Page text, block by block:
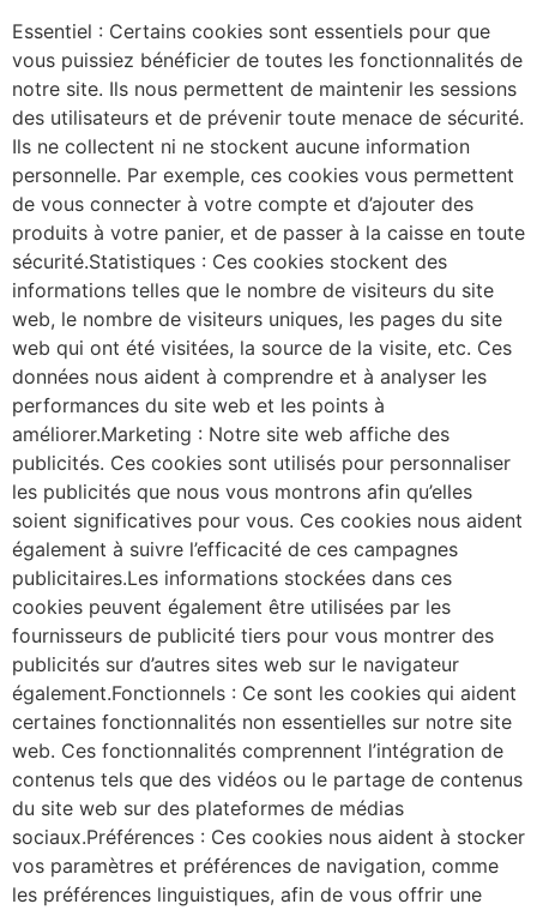
Essentiel : Certains cookies sont essentiels pour que
vous puissiez bénéficier de toutes les fonctionnalités de
notre site. Ils nous permettent de maintenir les sessions
des utilisateurs et de prévenir toute menace de sécurité.
Ils ne collectent ni ne stockent aucune information
personnelle. Par exemple, ces cookies vous permettent
de vous connecter à votre compte et d’ajouter des
produits à votre panier, et de passer à la caisse en toute
sécurité.Statistiques : Ces cookies stockent des
informations telles que le nombre de visiteurs du site
web, le nombre de visiteurs uniques, les pages du site
web qui ont été visitées, la source de la visite, etc. Ces
données nous aident à comprendre et à analyser les
performances du site web et les points à
améliorer.Marketing : Notre site web affiche des
publicités. Ces cookies sont utilisés pour personnaliser
les publicités que nous vous montrons afin qu’elles
soient significatives pour vous. Ces cookies nous aident
également à suivre l’efficacité de ces campagnes
publicitaires.Les informations stockées dans ces
cookies peuvent également être utilisées par les
fournisseurs de publicité tiers pour vous montrer des
publicités sur d’autres sites web sur le navigateur
également.Fonctionnels : Ce sont les cookies qui aident
certaines fonctionnalités non essentielles sur notre site
web. Ces fonctionnalités comprennent l’intégration de
contenus tels que des vidéos ou le partage de contenus
du site web sur des plateformes de médias
sociaux.Préférences : Ces cookies nous aident à stocker
vos paramètres et préférences de navigation, comme
les préférences linguistiques, afin de vous offrir une